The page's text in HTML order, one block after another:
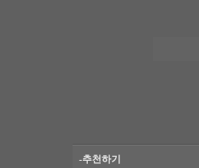
-추천하기